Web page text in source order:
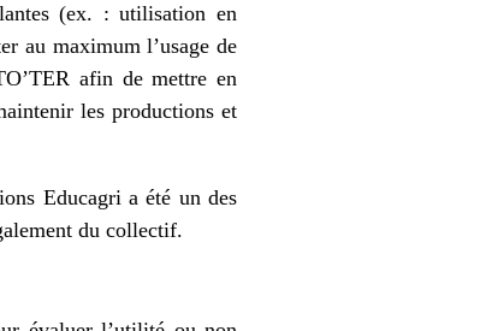
(ex. : utilisation en
au maximum l’usage de
afin de mettre en
les productions et
Educagri a été un des
du collectif.